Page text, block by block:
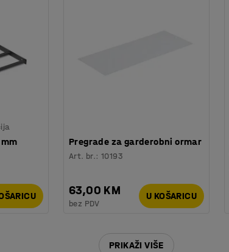
izrađenim od potpuno zavarenog
Noge podižu ormar od poda, što olakšava
Može se montirati na zid ili postaviti
Pregrade za garderobni ormar
Art. br.:10193
63,00 KM
bez PDV
U KOŠARICU
PRIKAŽI VIŠE